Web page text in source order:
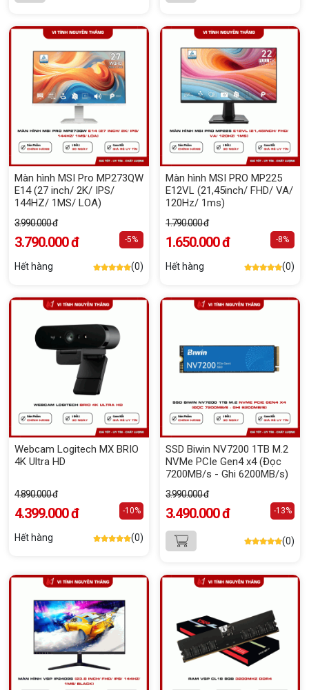
Màn hình MSI Pro MP273QW
E14 (27 inch/ 2K/ IPS/
144HZ/ 1MS/ LOA)
3.990.000 đ
3.790.000 đ -5%
Hết hàng (0)
Màn hình MSI PRO MP225
E12VL (21,45inch/ FHD/ VA/
120Hz/ 1ms)
1.790.000 đ
1.650.000 đ -8%
Hết hàng (0)
Webcam Logitech MX BRIO
4K Ultra HD
4.890.000 đ
4.399.000 đ -10%
Hết hàng (0)
SSD Biwin NV7200 1TB M.2
NVMe PCIe Gen4 x4 (Đọc
7200MB/s - Ghi 6200MB/s)
3.990.000 đ
3.490.000 đ -13%
(0)